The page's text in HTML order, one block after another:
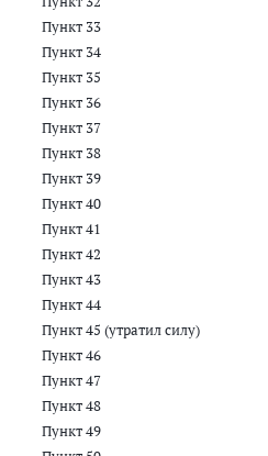
Пункт 33
Пункт 34
Пункт 35
Пункт 36
Пункт 37
Пункт 38
Пункт 39
Пункт 40
Пункт 41
Пункт 42
Пункт 43
Пункт 44
Пункт 45 (утратил силу)
Пункт 46
Пункт 47
Пункт 48
Пункт 49